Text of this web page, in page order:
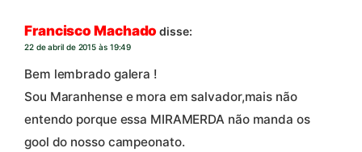
Francisco Machado disse:
22 de abril de 2015 às 19:49
Bem lembrado galera !
Sou Maranhense e mora em salvador,mais não
entendo porque essa MIRAMERDA não manda os
gool do nosso campeonato.